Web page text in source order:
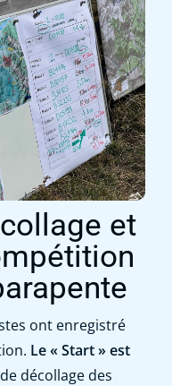
et
ont enregistré
Le « Start » est
décollage des